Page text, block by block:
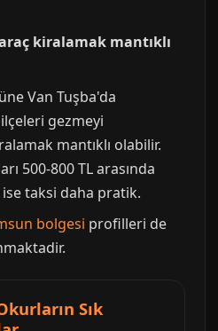
kiralamak mantıklı
Van Tuşba'da
gezmeyi
mantıklı olabilir.
500-800 TL arasında
taksi daha pratik.
bolgesi profilleri de
Sık